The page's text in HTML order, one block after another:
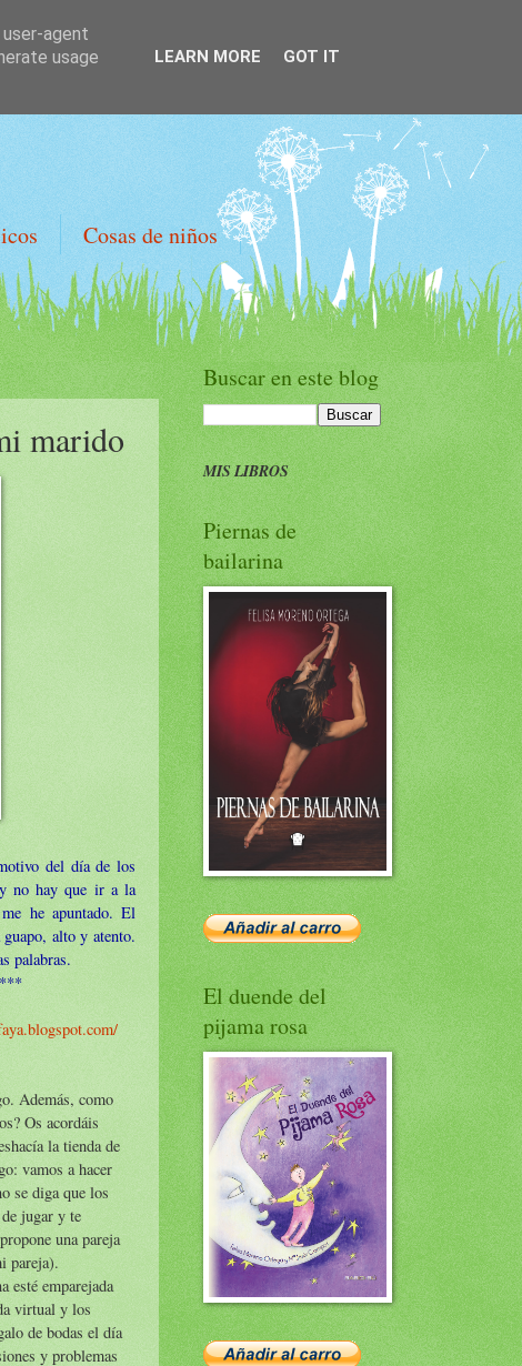
Cosas de niños
marido
del día de los
y no hay que ir a la
he apuntado. El
alto y atento.
palabras.
Además, como
Os acordáis
la tienda de
vamos a hacer
se diga que los
jugar y te
una pareja
pareja).
esté emparejada
virtual y los
de bodas el día
y problemas
Buscar en este blog
MIS LIBROS
Piernas de
bailarina
El duende del
pijama rosa
agent
usage
LEARN MORE GOT IT